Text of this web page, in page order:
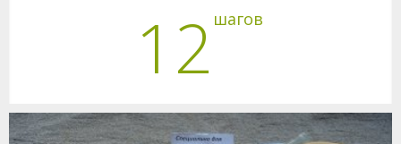
12 шагов